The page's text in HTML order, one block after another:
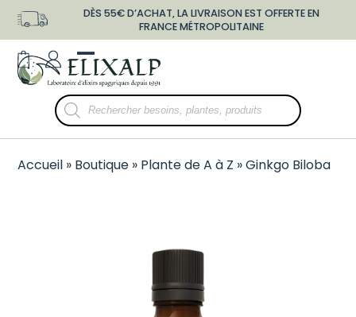
Skip
content
DÈS 55€ D’ACHAT, LA LIVRAISON EST OFFERTE EN
FRANCE MÉTROPOLITAINE
shopping-
bag
user-
o
Open
mobile
menu
Close
mobile
menu
Recherche
de
produits
Accueil » Boutique » Plante de A à Z »Ginkgo Biloba